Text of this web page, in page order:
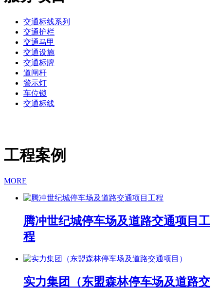
交通标线系列
交通护栏
交通马甲
交通设施
交通标牌
道闸杆
警示灯
车位锁
交通标线
工程案例
MORE
腾冲世纪城停车场及道路交通项目工
程
实力集团（东盟森林停车场及道路交